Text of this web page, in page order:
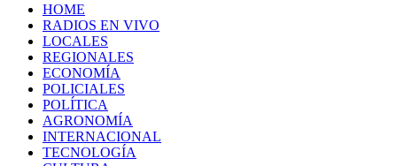
HOME
RADIOS EN VIVO
LOCALES
REGIONALES
ECONOMÍA
POLICIALES
POLÍTICA
AGRONOMÍA
INTERNACIONAL
TECNOLOGÍA